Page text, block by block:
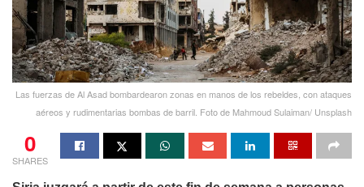
Las fuerzas de Al Asad bombardearon zonas en manos de los rebeldes, con ataques
aéreos y rudimentarias bombas de barril. Foto de Mahmoud Sulaiman/ Unsplash
0
SHARES